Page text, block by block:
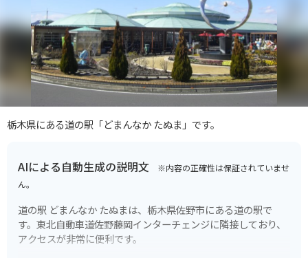
栃木県にある道の駅「どまんなか たぬま」です。
AIによる自動生成の説明文 ※内容の正確性は保証されていませ
ん。
道の駅 どまんなか たぬまは、栃木県佐野市にある道の駅で
す。東北自動車道佐野藤岡インターチェンジに隣接しており、
アクセスが非常に便利です。